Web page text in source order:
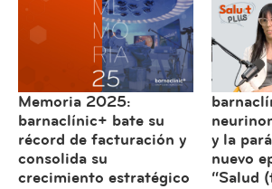
Memoria 2025:
barnaclínic+ bate su
récord de facturación y
consolida su
crecimiento estratégico
y la
nuevo
“Salud